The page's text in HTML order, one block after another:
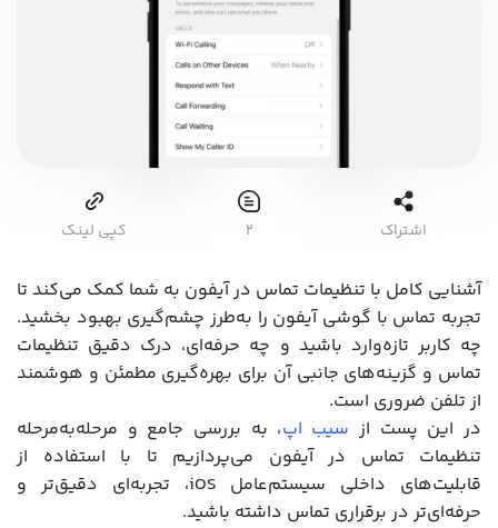
اشتراک 2 کپی لینک
آشنایی کامل با تنظیمات تماس در آیفون به شما کمک می‌کند تا
تجربه تماس با گوشی آیفون را به‌طرز چشم‌گیری بهبود بخشید.
چه کاربر تازه‌وارد باشید و چه حرفه‌ای، درک دقیق تنظیمات
تماس و گزینه‌های جانبی آن برای بهره‌گیری مطمئن و هوشمند
از تلفن ضروری است.
در این پست از سیب اپ، به بررسی جامع و مرحله‌به‌مرحله
تنظیمات تماس در آیفون می‌پردازیم تا با استفاده از
قابلیت‌های داخلی سیستم‌عامل iOS، تجربه‌ای دقیق‌تر و
حرفه‌ای‌تر در برقراری تماس داشته باشید.